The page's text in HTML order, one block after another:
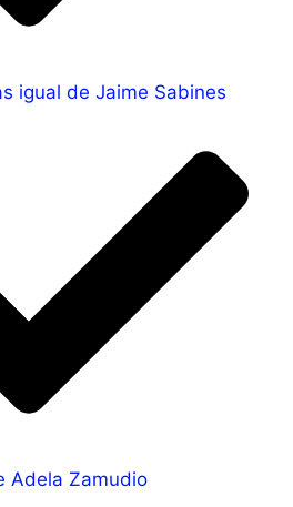
igual de Jaime Sabines
Adela Zamudio